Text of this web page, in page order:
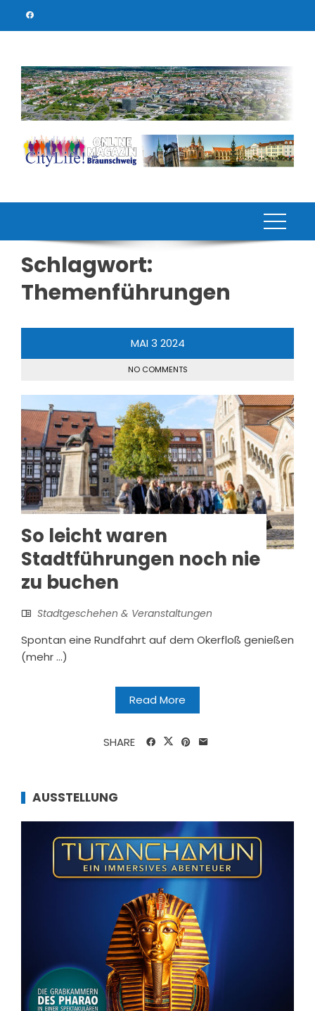
Schlagwort:
Themenführungen
MAI 3 2024
NO COMMENTS
So leicht waren
Stadtführungen noch nie
zu buchen
Stadtgeschehen & Veranstaltungen
Spontan eine Rundfahrt auf dem Okerfloß genießen
(mehr …)
Read More
SHARE
AUSSTELLUNG